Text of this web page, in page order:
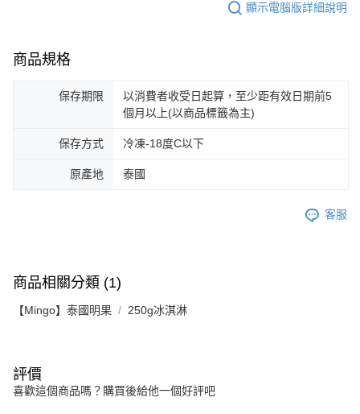
顯示電腦版詳細說明
商品規格
保存期限
以消費者收受日起算，至少距有效日期前5
個月以上(以商品標籤為主)
保存方式 冷凍-18度C以下
原產地 泰國
客服
商品相關分類 (1)
【Mingo】泰國明果 250g冰淇淋
評價
喜歡這個商品嗎？購買後給他一個好評吧